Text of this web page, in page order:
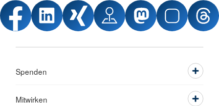
Spenden
Mitwirken